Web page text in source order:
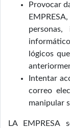
Provocar
lógicos
Intentar
correo
manipular
LA